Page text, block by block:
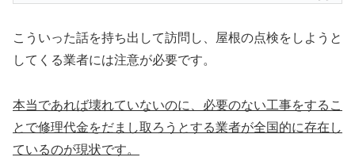
こういった話を持ち出して訪問し、屋根の点検をしようと
してくる業者には注意が必要です。
本当であれば壊れていないのに、必要のない工事をするこ
とで修理代金をだまし取ろうとする業者が全国的に存在し
ているのが現状です。